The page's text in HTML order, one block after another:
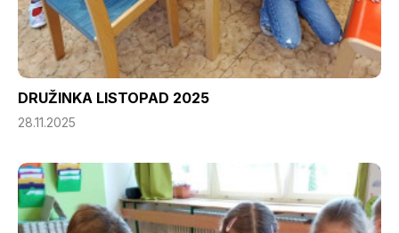
DRUŽINKA LISTOPAD 2025
28.11.2025